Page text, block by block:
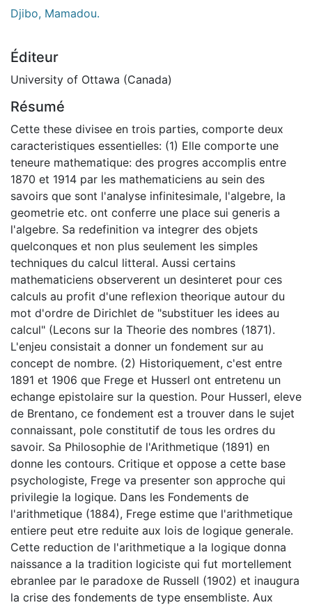
Djibo, Mamadou.
Éditeur
University of Ottawa (Canada)
Résumé
Cette these divisee en trois parties, comporte deux
caracteristiques essentielles: (1) Elle comporte une
teneure mathematique: des progres accomplis entre
1870 et 1914 par les mathematiciens au sein des
savoirs que sont l'analyse infinitesimale, l'algebre, la
geometrie etc. ont conferre une place sui generis a
l'algebre. Sa redefinition va integrer des objets
quelconques et non plus seulement les simples
techniques du calcul litteral. Aussi certains
mathematiciens observerent un desinteret pour ces
calculs au profit d'une reflexion theorique autour du
mot d'ordre de Dirichlet de "substituer les idees au
calcul" (Lecons sur la Theorie des nombres (1871).
L'enjeu consistait a donner un fondement sur au
concept de nombre. (2) Historiquement, c'est entre
1891 et 1906 que Frege et Husserl ont entretenu un
echange epistolaire sur la question. Pour Husserl, eleve
de Brentano, ce fondement est a trouver dans le sujet
connaissant, pole constitutif de tous les ordres du
savoir. Sa Philosophie de l'Arithmetique (1891) en
donne les contours. Critique et oppose a cette base
psychologiste, Frege va presenter son approche qui
privilegie la logique. Dans les Fondements de
l'arithmetique (1884), Frege estime que l'arithmetique
entiere peut etre reduite aux lois de logique generale.
Cette reduction de l'arithmetique a la logique donna
naissance a la tradition logiciste qui fut mortellement
ebranlee par le paradoxe de Russell (1902) et inaugura
la crise des fondements de type ensembliste. Aux